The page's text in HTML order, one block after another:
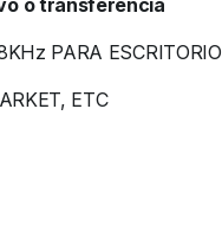
PARA ESCRITORIO
ETC